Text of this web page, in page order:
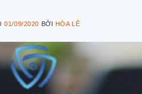
01/09/2020 BỞI HÒA LÊ